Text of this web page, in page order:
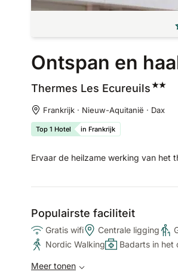
Ontspan en
Thermes Les Ecureuils
Frankrijk · Nieuw-Aquitanië · Dax
Top 1 Hotel in Frankrijk
Ervaar de heilzame werking van het
Populairste faciliteit
Gratis wifi Centrale ligging
Nordic Walking
Badarts in het
Meer tonen